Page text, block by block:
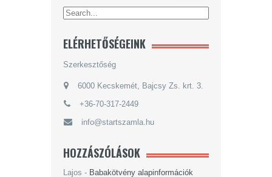
ELÉRHETŐSÉGEINK
Szerkesztőség
6000 Kecskemét, Bajcsy Zs. krt. 3.
+36-70-317-2449
info@startszamla.hu
HOZZÁSZÓLÁSOK
Lajos - Babakötvény alapinformációk